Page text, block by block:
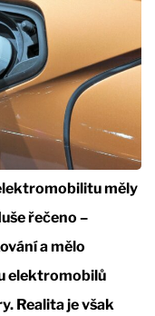
měly
řečeno –
a mělo
elektromobilů
Realita je však